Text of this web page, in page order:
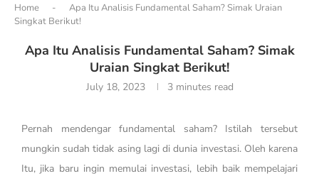
Home -
Apa Itu Analisis Fundamental Saham? Simak Uraian
Singkat Berikut!
Apa Itu Analisis Fundamental Saham? Simak
Uraian Singkat Berikut!
July 18, 2023 3 minutes read
Pernah mendengar fundamental saham? Istilah tersebut
mungkin sudah tidak asing lagi di dunia investasi. Oleh karena
Itu, jika baru ingin memulai investasi, lebih baik mempelajari